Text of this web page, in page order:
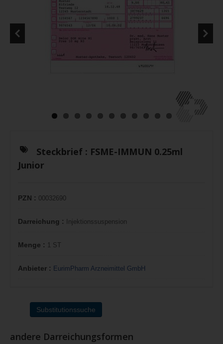
Steckbrief : FSME-IMMUN 0.25ml
Junior
PZN : 00032690
Darreichung : Injektionssuspension
Menge : 1 ST
Anbieter : EurimPharm Arzneimittel GmbH
Substitutionssuche
andere Darreichungsformen